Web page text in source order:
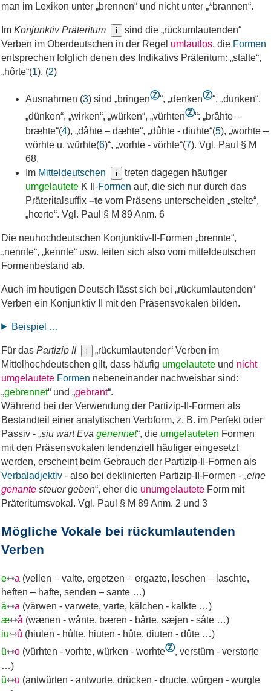
man im Lexikon unter „brennen“ und nicht unter „*brannen“.
ImKonjunktiv Präteritum i
sind die „rückumlautenden“
Verben im Oberdeutschen in der Regel umlautlos, die Formen
entsprechen folglich denen des Indikativs Präteritum: „stalte“,
„hôrte“(1). (2)
Ausnahmen (3) sind „bringenⓏ“, „denkenⓏ“, „dunken“,
„dünken“, „wirken“, „würken“, „vürhtenⓏ“: „brâhte –
bræhte“(4), „dâhte – dæhte“, „dûhte - diuhte“(5), „worhte –
wörhte u. würhte(6)“, „vorhte - vörhte“(7). Vgl. Paul § M
68.
Im Mitteldeutschen i
treten dagegen häufiger
umgelautete K II-Formen auf, die sich nur durch das
Präteritalsuffix–te vom Präsens unterscheiden „stelte“,
„hœrte“. Vgl. Paul § M 89 Anm. 6
Die neuhochdeutschen Konjunktiv-II-Formen „brennte“,
„nennte“, „kennte“ usw. leiten sich also vom mitteldeutschen
Formenbestand ab.
Auch im heutigen Deutsch lässt sich bei „rückumlautenden“
Verben ein Konjunktiv II mit den Präsensvokalen bilden.
Beispiel …
Für dasPartizip II i
„rückumlautender“ Verben im
Mittelhochdeutschen gilt, dass häufig umgelautete und nicht
umgelautete Formen nebeneinander nachweisbar sind:
„gebrennet“ und „gebrant“.
Während bei der Verwendung der Partizip-II-Formen als
Bestandteil einer analytischen Verbform, z. B. im Perfekt oder
Passiv - „siu wart Evagenennet“, die umgelauteten Formen
mit den Präsensvokalen tendenziell häufiger eingesetzt
werden, erscheint beim Gebrauch der Partizip-II-Formen als
Verbaladjektiv - also bei deklinierten Partizip-II-Formen -„eine
genante steuer geben“, eher die unumgelautete Form mit
Präteritumsvokal. Vgl. Paul § M 89 Anm. 2 und 3
Mögliche Vokale bei rückumlautenden
Verben
e⇿a (vellen – valte, ergetzen – ergazte, leschen – laschte,
heften – hafte, senden – sante …)
ä⇿a (värwen - varwete, varte, kälchen - kalkte …)
æ⇿â (wænen - wânte, bæren - bârte, sæjen - sâte …)
iu⇿û (hiulen - hûlte, hiuten - hûte, diuten - dûte …)
ü⇿o (vürhten - vorhte, würken - worhteⓏ, verstürn - verstorte
…)
ü⇿u (antwürten - antwurte, drücken - dructe, würgen - wurgte